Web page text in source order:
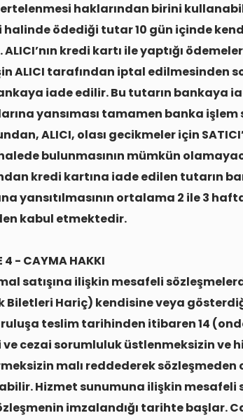
haklarından birini
halinde ödediği tutar 10 gün içinde
ALICI’nın kredi kartı ile yaptığı
ALICI tarafından iptal edilmesinden
iade edilir. Bu tutarın bankaya
yansıması tamamen banka
ALICI, olası gecikmeler için
bulunmasının mümkün
kredi kartına iade edilen tutarın
yansıtılmasının ortalama 2 ile 3
kabul etmektedir.
4 - CAYMA HAKKI
satışına ilişkin mesafeli
Biletleri Hariç) kendisine veya
teslim tarihinden itibaren 14
ve cezai sorumluluk üstlenmeksizin ve
malı reddederek sözleşmeden
Hizmet sunumuna ilişkin mesafeli
imzalandığı tarihte başlar.